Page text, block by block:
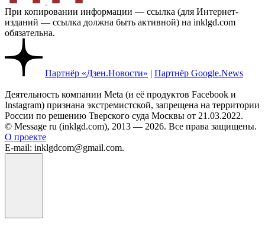
При копировании информации — ссылка (для Интернет-
изданий — ссылка должна быть активной) на inklgd.com
обязательна.
Партнёр «Дзен.Новости» | Партнёр Google.News
Деятельность компании Meta (и её продуктов Facebook и
Instagram) признана экстремистской, запрещена на территории
России по решению Тверского суда Москвы от 21.03.2022.
© Message ru (inklgd.com), 2013 — 2026. Все права защищены.
О проекте
E-mail: inklgdcom@gmail.com.